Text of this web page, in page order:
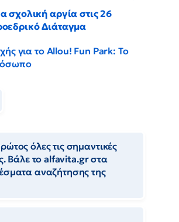
σχολική αργία στις 26
Διάταγμα
για το Allou! Fun Park: Το
όλες τις σημαντικές
Βάλε το alfavita.gr στα
αναζήτησης της